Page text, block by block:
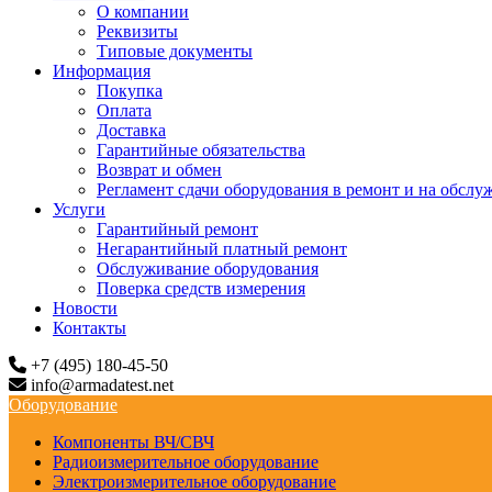
О компании
Реквизиты
Типовые документы
Информация
Покупка
Оплата
Доставка
Гарантийные обязательства
Возврат и обмен
Регламент сдачи оборудования в ремонт и на
Услуги
Гарантийный ремонт
Негарантийный платный ремонт
Обслуживание оборудования
Поверка средств измерения
Новости
Контакты
+7 (495) 180-45-50
info@armadatest.net
Оборудование
Компоненты ВЧ/СВЧ
Радиоизмерительное оборудование
Электроизмерительное оборудование